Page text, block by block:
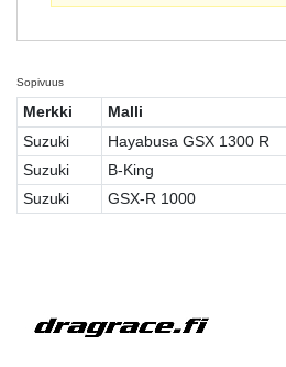
Sopivuus
Merkki Malli
Suzuki
Hayabusa GSX 1300 R
Suzuki
B-King
Suzuki
GSX-R 1000